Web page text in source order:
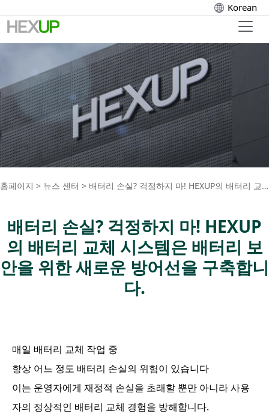
Korean
홈페이지 > 뉴스 센터 > 배터리 손실? 걱정하지 마! HEXUP의 배터리 교체 시스템은 배터리 보안을 위한 새로운 방어선을 구축합니다.
배터리 손실? 걱정하지 마! HEXUP
의 배터리 교체 시스템은 배터리 보
안을 위한 새로운 방어선을 구축합니
다.
매일 배터리 교체 작업 중
항상 어느 정도 배터리 손실의 위험이 있습니다
이는 운영자에게 재정적 손실을 초래할 뿐만 아니라 사용
자의 정상적인 배터리 교체 경험을 방해합니다.